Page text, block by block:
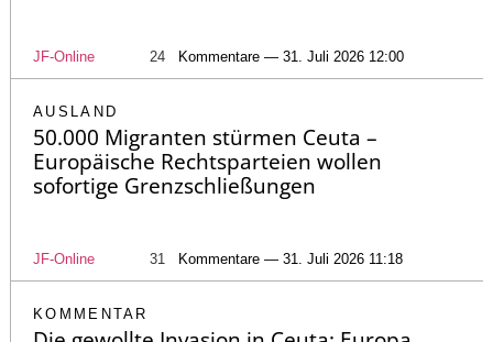
JF-Online 24 Kommentare — 31. Juli 2026 12:00
AUSLAND
50.000 Migranten stürmen Ceuta –
Europäische Rechtsparteien wollen
sofortige Grenzschließungen
JF-Online 31 Kommentare — 31. Juli 2026 11:18
KOMMENTAR